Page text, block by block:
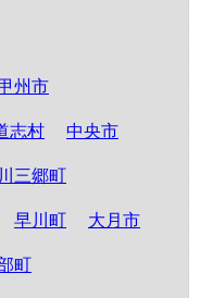
州市
志村 中央市
三郷町
早川町 大月市
町